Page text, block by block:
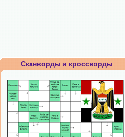
Сканворды и кроссворды